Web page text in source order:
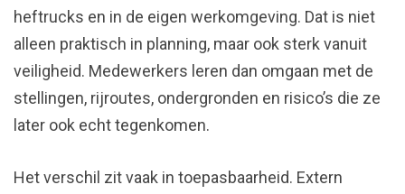
heftrucks en in de eigen werkomgeving. Dat is niet
alleen praktisch in planning, maar ook sterk vanuit
veiligheid. Medewerkers leren dan omgaan met de
stellingen, rijroutes, ondergronden en risico’s die ze
later ook echt tegenkomen.
Het verschil zit vaak in toepasbaarheid. Extern